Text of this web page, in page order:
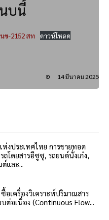
บนี้
ข-2152 สท ดาวน์โหลด
14 มีนาคม 2025
งประเทศไทย การขายทอด
ถโดยสารอีซูซุ, รถยนต์นั่งเก๋ง,
และ...
อเครื่องวิเคราะห์ปริมาณสาร
ต่อเนื่อง (Continuous Flow...